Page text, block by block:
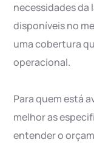
necessidades da
disponíveis no
uma cobertura
operacional.
Para quem está
melhor as
entender o